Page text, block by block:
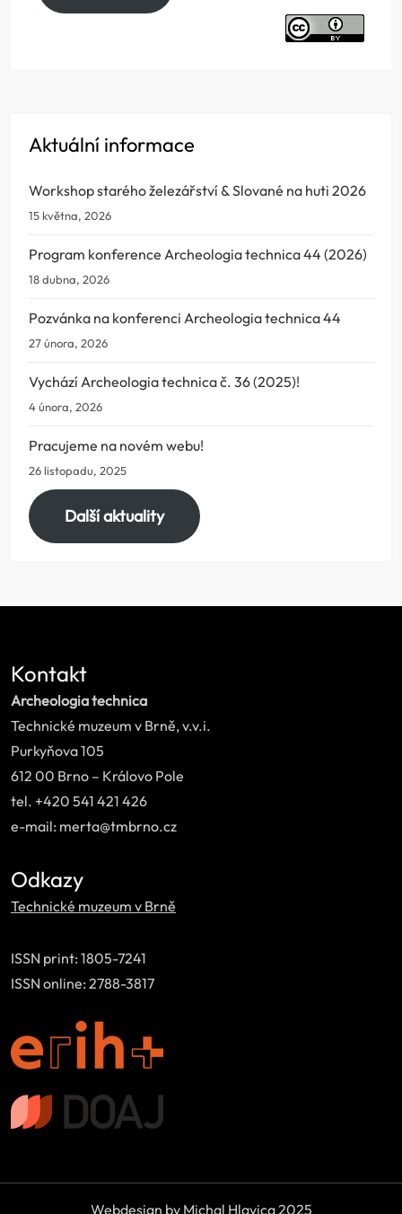
Aktuální informace
Workshop starého železářství & Slované na huti 2026
15 května, 2026
Program konference Archeologia technica 44 (2026)
18 dubna, 2026
Pozvánka na konferenci Archeologia technica 44
27 února, 2026
Vychází Archeologia technica č. 36 (2025)!
4 února, 2026
Pracujeme na novém webu!
26 listopadu, 2025
Další aktuality
Kontakt
Archeologia technica
Technické muzeum v Brně, v.v.i.
Purkyňova 105
612 00 Brno – Královo Pole
tel. +420 541 421 426
e-mail: merta@tmbrno.cz
Odkazy
Technické muzeum v Brně
ISSN print: 1805-7241
ISSN online: 2788-3817
Webdesign by Michal Hlavica 2025